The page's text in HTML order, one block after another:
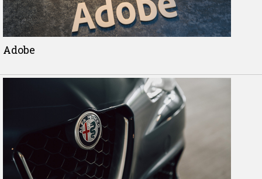
Adobe